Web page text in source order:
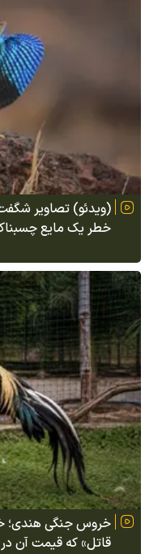
(ویدئو) تصاویر
خطر یک مایع
قاتل» که قیمت آن در بازار ایران